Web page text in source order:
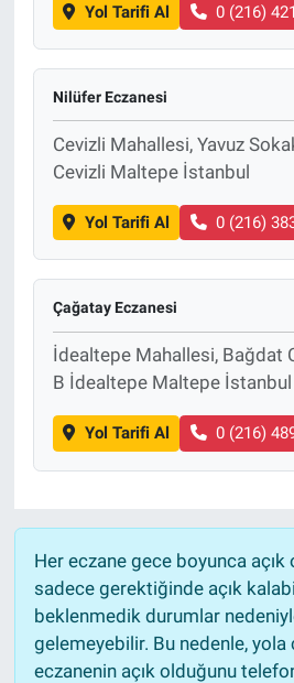
Yol Tarifi Al 0 (216)
Nilüfer Eczanesi
Cevizli Mahallesi, Yavuz
Cevizli Maltepe İstanbul
Yol Tarifi Al 0 (216)
Çağatay Eczanesi
İdealtepe Mahallesi, Bağdat
B İdealtepe Maltepe İstanbul
Yol Tarifi Al 0 (216)
Her eczane gece boyunca açık
sadece gerektiğinde açık
beklenmedik durumlar
gelemeyebilir. Bu nedenle, yola
eczanenin açık olduğunu